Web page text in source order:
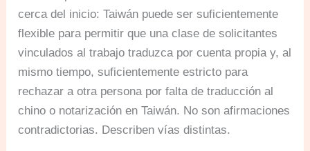
cerca del inicio: Taiwán puede ser suficientemente
flexible para permitir que una clase de solicitantes
vinculados al trabajo traduzca por cuenta propia y, al
mismo tiempo, suficientemente estricto para
rechazar a otra persona por falta de traducción al
chino o notarización en Taiwán. No son afirmaciones
contradictorias. Describen vías distintas.